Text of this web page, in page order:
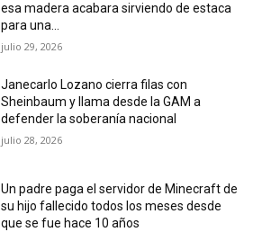
esa madera acabara sirviendo de estaca
para una...
julio 29, 2026
Janecarlo Lozano cierra filas con
Sheinbaum y llama desde la GAM a
defender la soberanía nacional
julio 28, 2026
Un padre paga el servidor de Minecraft de
su hijo fallecido todos los meses desde
que se fue hace 10 años